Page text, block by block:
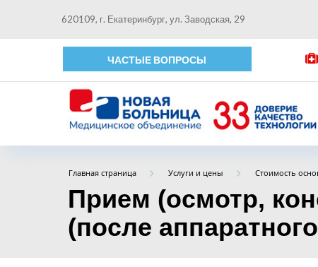
620109, г. Екатеринбург, ул. Заводская, 29
ЧАСТЫЕ ВОПРОСЫ
Главная страница Услуги и цены Стоимость
Прием (осмотр,
(после